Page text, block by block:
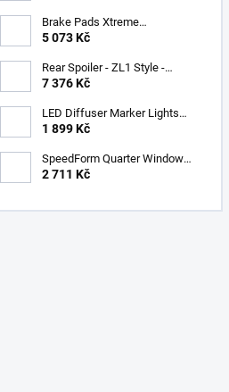
Brake Pads Xtreme
Performance ECE R90
(DB9021XP)
5 073 Kč
Rear Spoiler - ZL1 Style -
Gloss Black (CAMARO 16-23)
7 376 Kč
LED Diffuser Marker Lights
(CHALLENGER 15-23)
1 899 Kč
SpeedForm Quarter Window
Louvers - Gloss Black
2 711 Kč